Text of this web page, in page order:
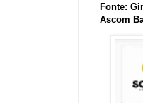
Fonte:
Ascom